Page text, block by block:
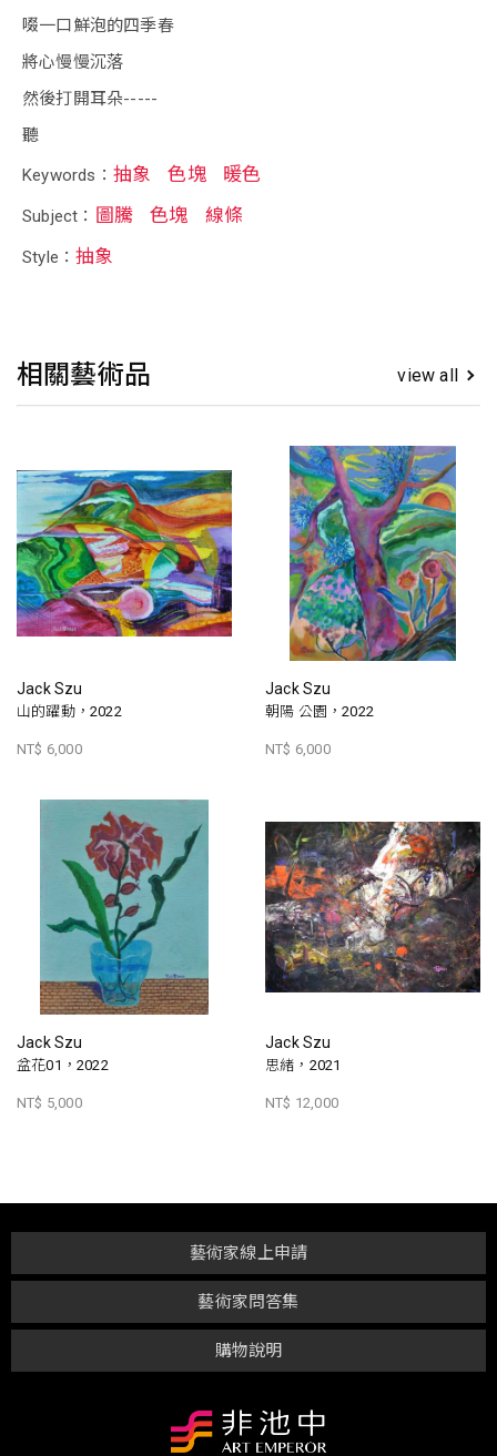
啜一口鮮泡的四季春
將心慢慢沉落
然後打開耳朵-----
聽
Keywords： 抽象 色塊 暖色
Subject： 圖騰 色塊 線條
Style：抽象
相關藝術品 view all
Jack Szu
山的躍動，2022
NT$ 6,000
Jack Szu
朝陽 公園，2022
NT$ 6,000
Jack Szu
盆花01，2022
NT$ 5,000
Jack Szu
思緒，2021
NT$ 12,000
購物說明
藝術家問答集
藝術家線上申請